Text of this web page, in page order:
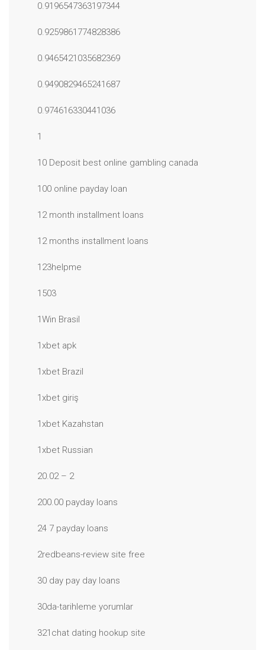
0.9196547363197344
0.9259861774828386
0.9465421035682369
0.9490829465241687
0.974616330441036
1
10 Deposit best online gambling canada
100 online payday loan
12 month installment loans
12 months installment loans
123helpme
1503
1Win Brasil
1xbet apk
1xbet Brazil
1xbet giriş
1xbet Kazahstan
1xbet Russian
20.02 – 2
200.00 payday loans
24 7 payday loans
2redbeans-review site free
30 day pay day loans
30da-tarihleme yorumlar
321chat dating hookup site